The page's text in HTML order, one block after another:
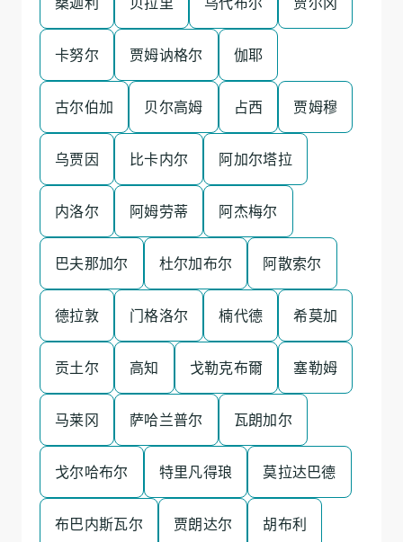
卡努尔 贾姆讷格尔 伽耶
古尔伯加 贝尔高姆 占西 贾姆穆
乌贾因 比卡内尔 阿加尔塔拉
内洛尔 阿姆劳蒂 阿杰梅尔
巴夫那加尔 杜尔加布尔 阿散索尔
德拉敦 门格洛尔 楠代德 希莫加
贡土尔 高知 戈勒克布爾 塞勒姆
马莱冈 萨哈兰普尔 瓦朗加尔
戈尔哈布尔 特里凡得琅 莫拉达巴德
布巴内斯瓦尔 贾朗达尔 胡布利